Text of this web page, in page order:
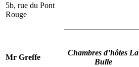
5b, rue du Pont
Rouge
Mr Greffe
Chambres d’hôtes La
Bulle